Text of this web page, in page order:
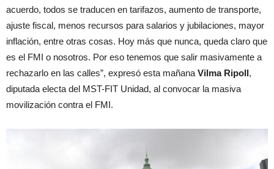
acuerdo, todos se traducen en tarifazos, aumento de transporte,
ajuste fiscal, menos recursos para salarios y jubilaciones, mayor
inflación, entre otras cosas. Hoy más que nunca, queda claro que
es el FMI o nosotros. Por eso tenemos que salir masivamente a
rechazarlo en las calles”, expresó esta mañana Vilma Ripoll,
diputada electa del MST-FIT Unidad, al convocar la masiva
movilización contra el FMI.